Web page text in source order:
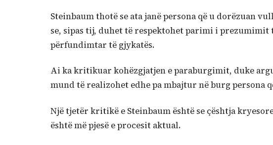
Steinbaum thotë se ata janë persona që u dorëzuan
se, sipas tij, duhet të respektohet parimi i prezumimit
përfundimtar të gjykatës.
Ai ka kritikuar kohëzgjatjen e paraburgimit, duke
mund të realizohet edhe pa mbajtur në burg persona
Një tjetër kritikë e Steinbaum është se çështja
është më pjesë e procesit aktual.